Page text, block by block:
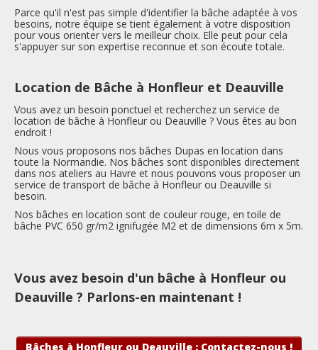
Parce qu'il n'est pas simple d'identifier la bâche adaptée à vos
besoins, notre équipe se tient également à votre disposition
pour vous orienter vers le meilleur choix. Elle peut pour cela
s'appuyer sur son expertise reconnue et son écoute totale.
Location de Bâche à Honfleur et Deauville
Vous avez un besoin ponctuel et recherchez un service de
location de bâche à Honfleur ou Deauville ? Vous êtes au bon
endroit !
Nous vous proposons nos bâches Dupas en location dans
toute la Normandie. Nos bâches sont disponibles directement
dans nos ateliers au Havre et nous pouvons vous proposer un
service de transport de bâche à Honfleur ou Deauville si
besoin.
Nos bâches en location sont de couleur rouge, en toile de
bâche PVC 650 gr/m2 ignifugée M2 et de dimensions 6m x 5m.
Vous avez besoin d'un bâche à Honfleur ou
Deauville ? Parlons-en maintenant !
Bâches à Honfleur ou Deauville : Contactez-nous !